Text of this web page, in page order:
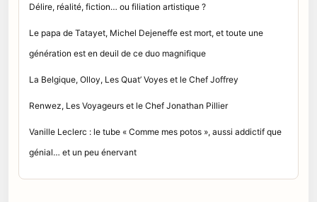
Délire, réalité, fiction… ou filiation artistique ?
Le papa de Tatayet, Michel Dejeneffe est mort, et toute une
génération est en deuil de ce duo magnifique
La Belgique, Olloy, Les Quat’ Voyes et le Chef Joffrey
Renwez, Les Voyageurs et le Chef Jonathan Pillier
Vanille Leclerc : le tube « Comme mes potos », aussi addictif que
génial… et un peu énervant